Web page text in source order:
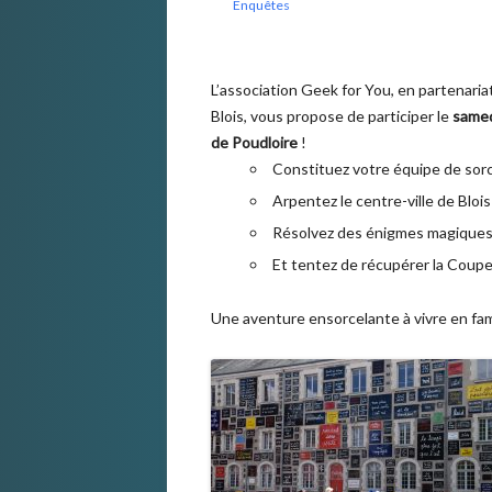
Enquêtes
L’association Geek for You, en
Blois, vous propose de participer le
de Poudloire !
Constituez votre équipe de
Arpentez le centre-ville de Blois
Résolvez des énigmes magiques
Et tentez de récupérer la
Une aventure ensorcelante à vivre en